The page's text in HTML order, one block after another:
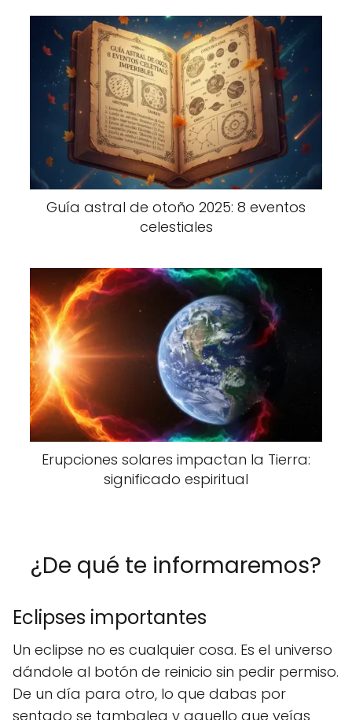
Guía astral de otoño 2025: 8 eventos
celestiales
Erupciones solares impactan la Tierra:
significado espiritual
¿De qué te informaremos?
Eclipses importantes
Un eclipse no es cualquier cosa. Es el universo
dándole al botón de reinicio sin pedir permiso.
De un día para otro, lo que dabas por
sentado se tambalea y aquello que veías